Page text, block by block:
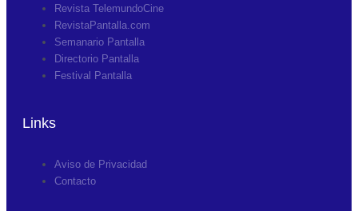
Revista TelemundoCine
RevistaPantalla.com
Semanario Pantalla
Directorio Pantalla
Festival Pantalla
Links
Aviso de Privacidad
Contacto